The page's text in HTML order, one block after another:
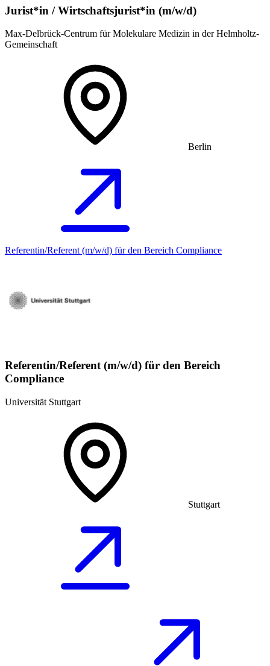
Jurist*in / Wirtschafts­jurist*in (m/w/d)
Max-Delbrück-Centrum für Molekulare Medizin in der Helmholtz-
Gemeinschaft
Berlin
Referentin/Referent (m/w/d) für den Bereich Compliance
Referentin/Referent (m/w/d) für den Bereich
Compliance
Universität Stuttgart
Stuttgart